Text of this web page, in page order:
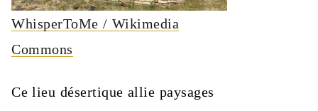
WhisperToMe / Wikimedia
Commons
Ce lieu désertique allie paysages